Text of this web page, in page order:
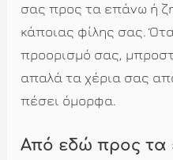
σας προς τα επάνω ή
κάποιας φίλης σας.
προορισμό σας,
απαλά τα χέρια σας
πέσει όμορφα.
Από εδώ προς τα